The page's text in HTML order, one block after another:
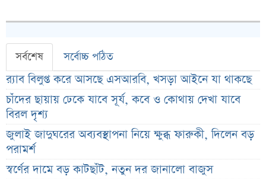
সর্বশেষ সর্বোচ্চ পঠিত
র‌্যাব বিলুপ্ত করে আসছে এসআরবি, খসড়া আইনে যা থাকছে
চাঁদের ছায়ায় ঢেকে যাবে সূর্য, কবে ও কোথায় দেখা যাবে
বিরল দৃশ্য
জুলাই জাদুঘরের অব্যবস্থাপনা নিয়ে ক্ষুব্ধ ফারুকী, দিলেন বড়
পরামর্শ
স্বর্ণের দামে বড় কাটছাঁট, নতুন দর জানালো বাজুস